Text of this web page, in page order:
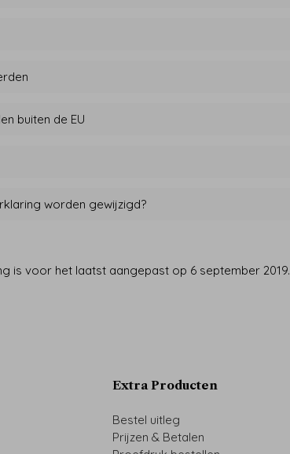
buiten de EU
worden gewijzigd?
is voor het laatst aangepast op 6 september 2019.
Extra Producten
Bestel uitleg
Prijzen & Betalen